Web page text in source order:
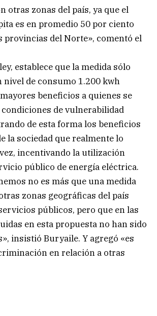
otras zonas del país, ya que el
es en promedio 50 por ciento
provincias del Norte», comentó el
establece que la medida sólo
nivel de consumo 1.200 kwh
beneficios a quienes se
de vulnerabilidad
de esta forma los beneficios
la sociedad que realmente lo
incentivando la utilización
público de energía eléctrica.
no es más que una medida
zonas geográficas del país
públicos, pero que en las
en esta propuesta no han sido
insistió Buryaile. Y agregó «es
en relación a otras